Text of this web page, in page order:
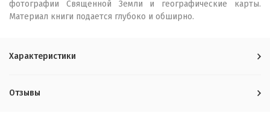
фотографии Священной Земли и географические карты.
Материал книги подается глубоко и обширно.
Характеристики
Отзывы